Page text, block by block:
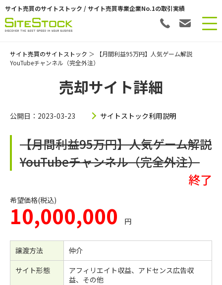
サイト売買のサイトストック / サイト売買専業企業No.1の取引実績
サイト売買のサイトストック ＞ 【月間利益95万円】人気ゲーム解説
YouTubeチャンネル（完全外注）
売却サイト詳細
公開日：2023-03-23 サイトストック利用説明
【月間利益95万円】人気ゲーム解説
YouTubeチャンネル（完全外注）
終了
希望価格(税込)
10,000,000 円
譲渡方法
仲介
サイト形態
アフィリエイト収益、アドセンス広告収
益、その他